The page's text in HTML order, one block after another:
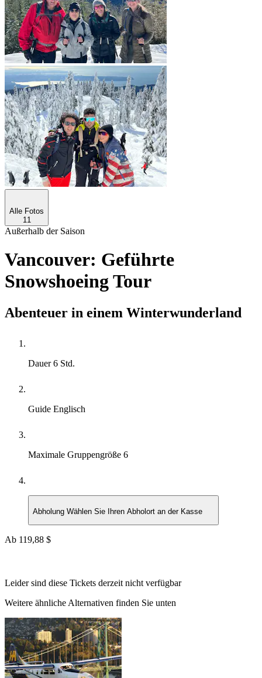
Alle Fotos
11
Außerhalb der Saison
Vancouver: Geführte
Snowshoeing Tour
Abenteuer in einem Winterwunderland
Dauer6 Std.
Guide Englisch
Maximale Gruppengröße 6
Abholung Wählen Sie Ihren Abholort an der Kasse
Ab 119,88 $
Leider sind diese Tickets derzeit nicht verfügbar
Weitere ähnliche Alternativen finden Sie unten